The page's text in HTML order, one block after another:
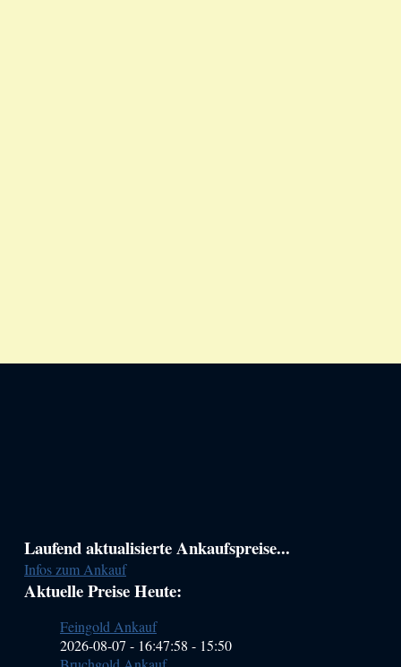
Haupt-
Sidebar
(Primary)
Laufend aktualisierte Ankaufspreise...
Infos zum Ankauf
Aktuelle Preise Heute:
Feingold Ankauf
2026-08-07 - 16:47:58 - 15:50